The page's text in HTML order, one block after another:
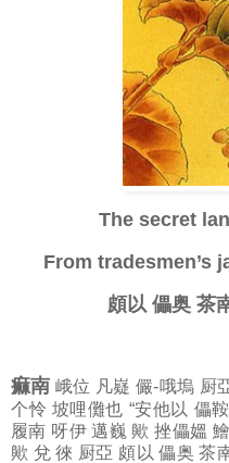
The secret
From tradesmen’s
頗以 儡奥 茶
痲南 峨位 凡嶷 儼-哦塢 厨
个怜 坡哩儺也 “安他以 儡
履南 呀伊 邁巍 歟 挫儡媼
歟 兌 徠 厨亞 頗以 儡奥 茶